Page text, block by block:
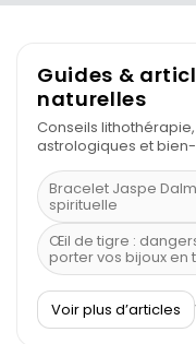
Guides &
naturelles
Conseils
astrologiques et
Bracelet Jaspe
spirituelle
Œil de tigre :
porter vos bijoux en
À quel poignet
Découvrez le
Voir plus d’articles